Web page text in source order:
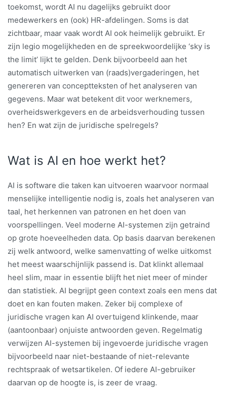
toekomst, wordt AI nu dagelijks gebruikt door
medewerkers en (ook) HR-afdelingen. Soms is dat
zichtbaar, maar vaak wordt AI ook heimelijk gebruikt. Er
zijn legio mogelijkheden en de spreekwoordelijke ‘sky is
the limit’ lijkt te gelden. Denk bijvoorbeeld aan het
automatisch uitwerken van (raads)vergaderingen, het
genereren van conceptteksten of het analyseren van
gegevens. Maar wat betekent dit voor werknemers,
overheidswerkgevers en de arbeidsverhouding tussen
hen? En wat zijn de juridische spelregels?
Wat is AI en hoe werkt het?
AI is software die taken kan uitvoeren waarvoor normaal
menselijke intelligentie nodig is, zoals het analyseren van
taal, het herkennen van patronen en het doen van
voorspellingen. Veel moderne AI-systemen zijn getraind
op grote hoeveelheden data. Op basis daarvan berekenen
zij welk antwoord, welke samenvatting of welke uitkomst
het meest waarschijnlijk passend is. Dat klinkt allemaal
heel slim, maar in essentie blijft het niet meer of minder
dan statistiek. AI begrijpt geen context zoals een mens dat
doet en kan fouten maken. Zeker bij complexe of
juridische vragen kan AI overtuigend klinkende, maar
(aantoonbaar) onjuiste antwoorden geven. Regelmatig
verwijzen AI-systemen bij ingevoerde juridische vragen
bijvoorbeeld naar niet-bestaande of niet-relevante
rechtspraak of wetsartikelen. Of iedere AI-gebruiker
daarvan op de hoogte is, is zeer de vraag.